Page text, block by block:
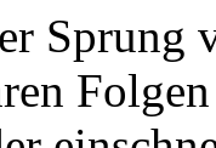
Sprung